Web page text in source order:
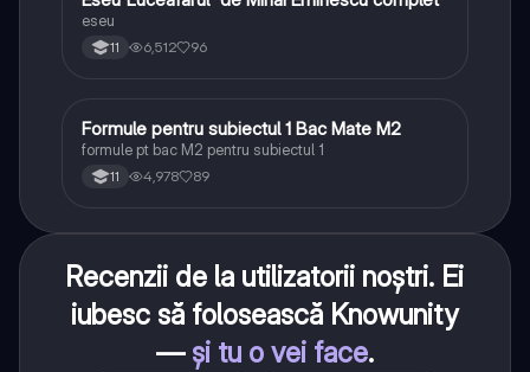
eseu
11 6,512 96
Matematică
Formule pentru subiectul 1 Bac Mate M2
formule pt bac M2 pentru subiectul 1
11 4,978 89
Recenzii de la utilizatorii noștri. Ei
iubesc să folosească Knowunity
— și tu o vei face.